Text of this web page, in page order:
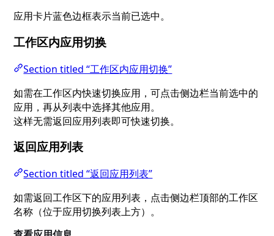
应用卡片蓝色边框表示当前已选中。
工作区内应用切换
Section titled “工作区内应用切换”
如需在工作区内快速切换应用，可点击侧边栏当前选中的
应用，再从列表中选择其他应用。
这样无需返回应用列表即可快速切换。
返回应用列表
Section titled “返回应用列表”
如需返回工作区下的应用列表，点击侧边栏顶部的工作区
名称（位于应用切换列表上方）。